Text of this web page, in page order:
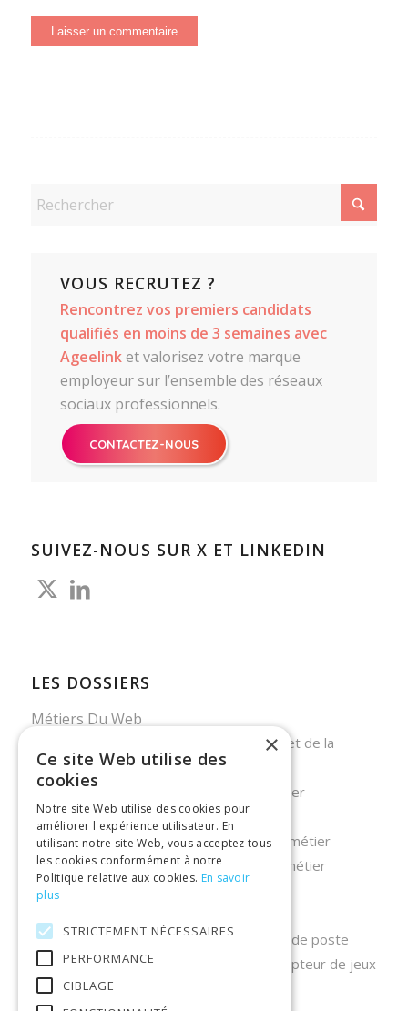
VOUS RECRUTEZ ?
Rencontrez vos premiers candidats
qualifiés en moins de 3 semaines avec
Ageelinket valorisez votre marque
employeur sur l’ensemble des réseaux
sociaux professionnels.
CONTACTEZ-NOUS
SUIVEZ-NOUS SUR X ET LINKEDIN
LES DOSSIERS
Métiers Du Web
Testeur QA : à la recherche des bugs et de la
qualité
Chargé de référencement – Fiche métier
Data Scientist – fiche métier
Devenir social media manager – Fiche métier
Développeur d’application mobile, un métier
d’avenir en forte demande
Chief Technology Officer (CTO) : Fiche de poste
Fiche métier : game designer ou concepteur de jeux
vidéo
×
Ce site Web utilise des
cookies
Notre site Web utilise des cookies pour
améliorer l'expérience utilisateur. En
utilisant notre site Web, vous acceptez tous
les cookies conformément à notre
Politique relative aux cookies. En savoir
plus
STRICTEMENT NÉCESSAIRES
PERFORMANCE
CIBLAGE